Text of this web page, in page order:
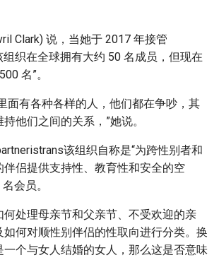
Clark) 说，当她于 2017 年接管
织在全球拥有大约 50 名成员，但现在
名”。
面有各种各样的人，他们都在争吵，其
他们之间的关系，”她说。
该组织自称是“为跨性别者和
侣提供支持性、教育性和安全的空
会员。
何处理母亲节和父亲节、不受欢迎的亲
如何对顺性别伴侣的性取向进行分类。换
一个与女人结婚的女人，那么这是否意味